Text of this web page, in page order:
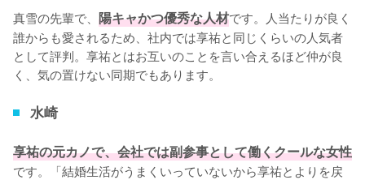
真雪の先輩で、 陽キャかつ優秀な人材です。人当たりが良く
誰からも愛されるため、社内では享祐と同じくらいの人気者
として評判。享祐とはお互いのことを言い合えるほど仲が良
く、気の置けない同期でもあります。
水崎
享祐の元カノで、会社では副参事として働くクールな女性
です。「結婚生活がうまくいっていないから享祐とよりを戻